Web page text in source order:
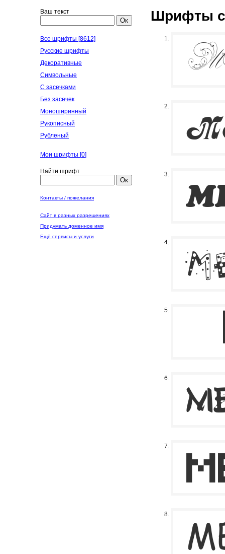
Ваш текст
Ок
Все шрифты [8612]
Русские шрифты
Декоративные
Символьные
С засечками
Без засечек
Моноширинный
Рукописный
Рубленый
Мои шрифты [0]
Найти шрифт
Ок
Контакты / пожелания
Сайт в разных разрешениях
Придумать доменное имя
Ещё сервисы и услуги
Шрифты с